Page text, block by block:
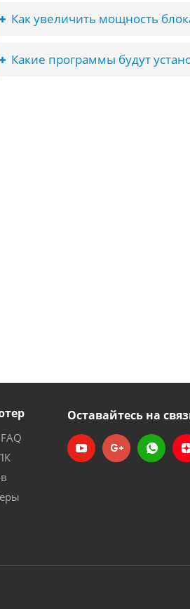
Как увеличить мощность
Какие программы будут
Оставайтесь на